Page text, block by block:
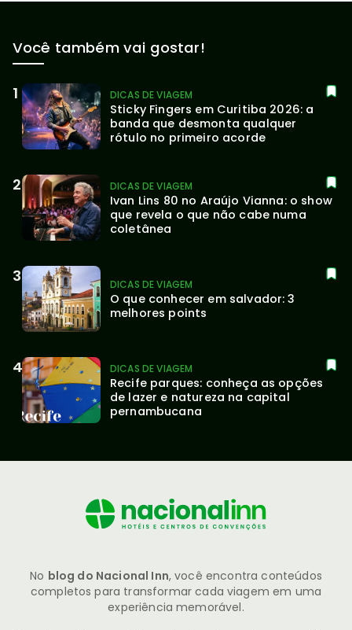
Você também vai gostar!
DICAS DE VIAGEM
Sticky Fingers em Curitiba 2026: a
banda que desmonta qualquer
rótulo no primeiro acorde
DICAS DE VIAGEM
Ivan Lins 80 no Araújo Vianna: o show
que revela o que não cabe numa
coletânea
DICAS DE VIAGEM
O que conhecer em salvador: 3
melhores points
DICAS DE VIAGEM
Recife parques: conheça as opções
de lazer e natureza na capital
pernambucana
No blog do Nacional Inn, você encontra conteúdos
completos para transformar cada viagem em uma
experiência memorável.